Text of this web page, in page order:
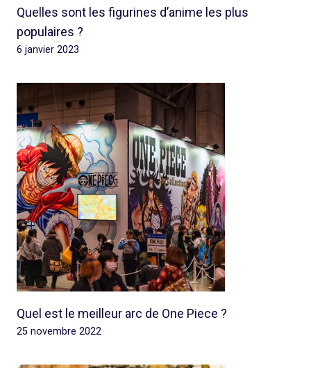
Quelles sont les figurines d’anime les plus
populaires ?
6 janvier 2023
Quel est le meilleur arc de One Piece ?
25 novembre 2022